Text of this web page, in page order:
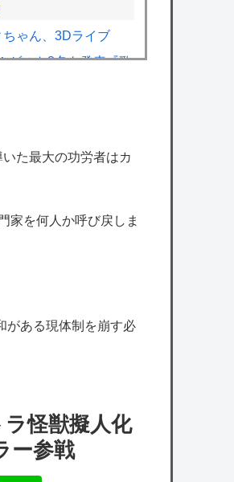
ちゃん、3Dライブ
ゲスト8名も発表『歌
てたけどさ
会社が閉鎖している
ちゃんが大人の色気
た最大の功労者はカ
家を何人か呼び戻しま
がある現体制を崩す必
ラ怪獣擬人化
ー参戦